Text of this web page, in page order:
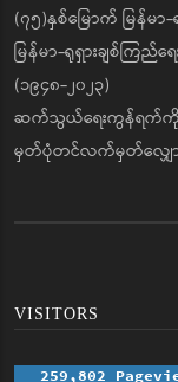
(၇၅)နှစ်မြောက် မြ
မြန်မာ-ရုရှားချစ်ကြည်
(၁၉၄၈-၂၀၂၃)
ဆက်သွယ်ရေးကွန်ရက်ကိုအ
မှတ်ပုံတင်လက်မှတ်လျှေ
VISITORS